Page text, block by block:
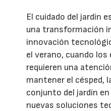
El cuidado del jardín
una transformación
innovación
el verano, cuando los
requieren una
mantener el césped,
conjunto del jardín
nuevas soluciones